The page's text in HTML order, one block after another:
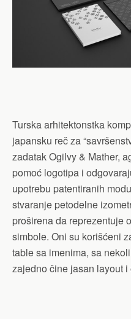
Turska arhitektonstka
japansku reč za
zadatak Ogilvy & Mather,
pomoć logotipa i
upotrebu patentiranih
stvaranje petodelne
proširena da reprezentuje
simbole. Oni su korišćeni
table sa imenima, sa
zajedno čine jasan layout